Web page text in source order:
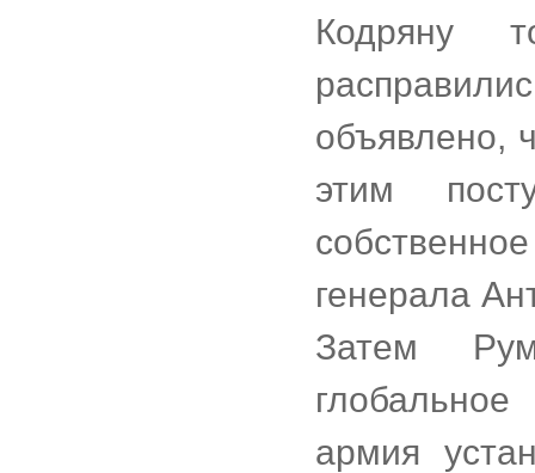
Кодряну
объявлено,
этим
генерала
Затем
армия